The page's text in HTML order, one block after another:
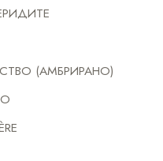
(АМБРИРАНО)